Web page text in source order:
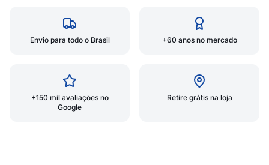
Envio para todo o Brasil +60 anos no mercado
+150 mil avaliações no
Google
Retire grátis na loja